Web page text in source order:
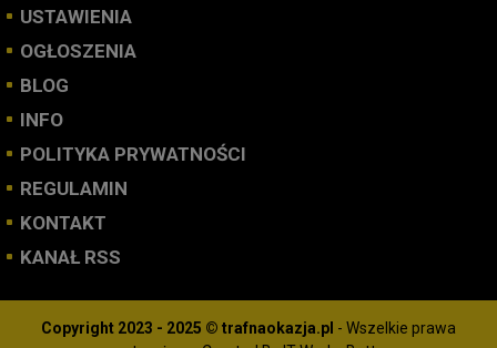
USTAWIENIA
OGŁOSZENIA
BLOG
INFO
POLITYKA PRYWATNOŚCI
REGULAMIN
KONTAKT
KANAŁ RSS
Copyright 2023 - 2025 © trafnaokazja.pl - Wszelkie prawa